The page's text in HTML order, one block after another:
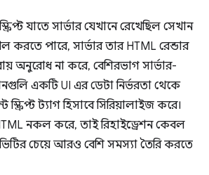
যাতে সার্ভার যেখানে রেখেছিল সেখান
পারে, সার্ভার তার HTML রেন্ডার
অনুরোধ না করে, বেশিরভাগ সার্ভার-
একটি UI এর ডেটা নির্ভরতা থেকে
স্ক্রিপ্ট ট্যাগ হিসাবে সিরিয়ালাইজ করে।
নকল করে, তাই রিহাইড্রেশন কেবল
চেয়ে আরও বেশি সমস্যা তৈরি করতে